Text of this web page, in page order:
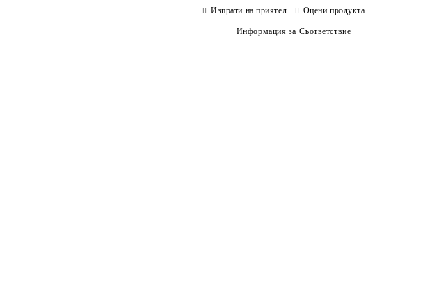
Изпрати на приятел Оцени продукта
Информация за Съответствие